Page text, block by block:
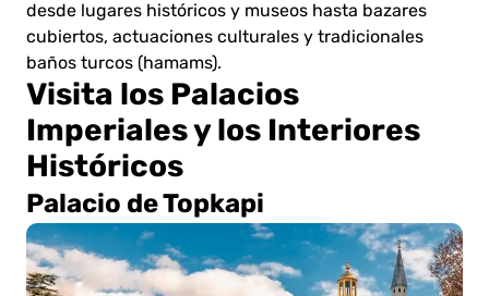
desde lugares históricos y museos hasta bazares
cubiertos, actuaciones culturales y tradicionales
baños turcos (hamams).
Visita los Palacios
Imperiales y los Interiores
Históricos
Palacio de Topkapi